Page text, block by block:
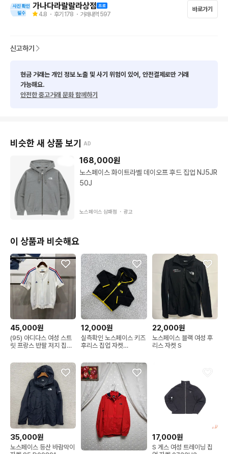
5만원이상 무료배송
(5만원이상 묶음배송시 무료배송 적용 됩니다.) *단품제외
배송비 3500 (제주도 산간지역 + 3500)
편의점 반값 X
-------------------------------------
3. 중고 특성상 미세얼룩,하자 있을 수 있으며, 교환 환불 불가능
합니다.
4. 실측 사이즈는 재는 방식에 따라 2~3CM 차이 날 수있습니다.
5. 모든상품 미세 보풀,오염이 있을 수 있습니다 구매후 세탁 추천
드립니다.
-------------------------------------
각종 제품 *도매 환영*별도 문의 요망*
가나다라랄랄라상점
4.8 ・ 후기 178 ・ 거래내역 597
바로가기
신고하기
현금 거래는 개인 정보 노출 및 사기 위험이 있어, 안전결제로만 거래
가능해요.
안전한 중고거래 문화 함께하기
비슷한 새 상품 보기 AD
168,000원
노스페이스 화이트라벨 데이오프 후드 집업 NJ5JR
50J
노스페이스 삼패점 ・ 광고
이 상품과 비슷해요
45,000원
(95) 아디다스 여성 스트
릿 프랑스 반팔 저지 집업
12,000원
실측확인 노스페이스 키즈
후리스 집업 자켓
22,000원
노스페이스 블랙 여성 후
리스 자켓 S
35,000원
노스페이스 등산 바람막이
17,000원
S 게스 여성 트레이닝 집